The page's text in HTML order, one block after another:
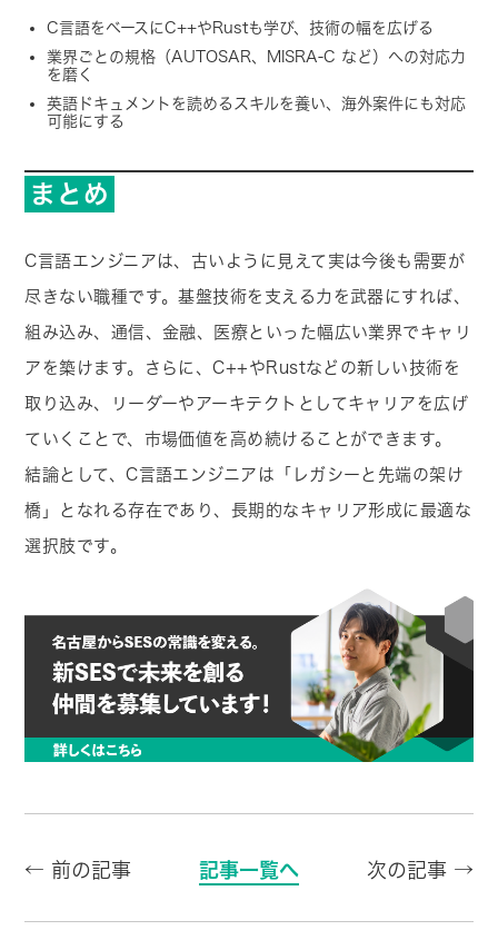
C言語をベースにC++やRustも学び、技術の幅を広げる
業界ごとの規格（AUTOSAR、MISRA-C など）への対応力
を磨く
英語ドキュメントを読めるスキルを養い、海外案件にも対応
可能にする
まとめ
C言語エンジニアは、古いように見えて実は今後も需要が
尽きない職種です。基盤技術を支える力を武器にすれば、
組み込み、通信、金融、医療といった幅広い業界でキャリ
アを築けます。さらに、C++やRustなどの新しい技術を
取り込み、リーダーやアーキテクトとしてキャリアを広げ
ていくことで、市場価値を高め続けることができます。
結論として、C言語エンジニアは「レガシーと先端の架け
橋」となれる存在であり、長期的なキャリア形成に最適な
選択肢です。
← 前の記事 記事一覧へ 次の記事 →